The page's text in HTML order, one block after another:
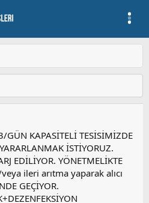
GÜN KAPASİTELİ TESİSİMİZDE
İSTİYORUZ.
EDİLİYOR. YÖNETMELİKTE
ileri arıtma yaparak alıcı
GEÇİYOR.